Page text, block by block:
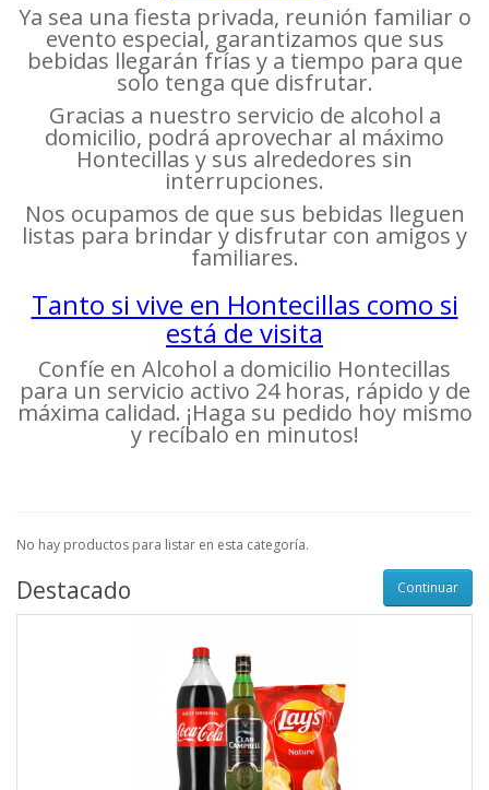
Ya sea una fiesta privada, reunión familiar o
evento especial, garantizamos que sus
bebidas llegarán frías y a tiempo para que
solo tenga que disfrutar.
Gracias a nuestro servicio de alcohol a
domicilio, podrá aprovechar al máximo
Hontecillas y sus alrededores sin
interrupciones.
Nos ocupamos de que sus bebidas lleguen
listas para brindar y disfrutar con amigos y
familiares.
Tanto si vive en Hontecillas como si
está de visita
Confíe en Alcohol a domicilio Hontecillas
para un servicio activo 24 horas, rápido y de
máxima calidad. ¡Haga su pedido hoy mismo
y recíbalo en minutos!
No hay productos para listar en esta categoría.
Continuar
Destacado